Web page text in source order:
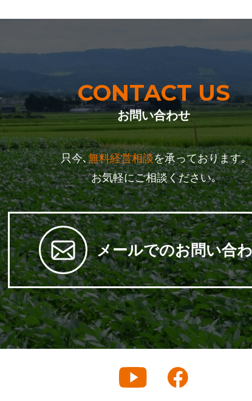
CONTACT US
お問い合わせ
只今､無料経営相談を承っております｡
お気軽にご相談ください｡
メールでのお問い合